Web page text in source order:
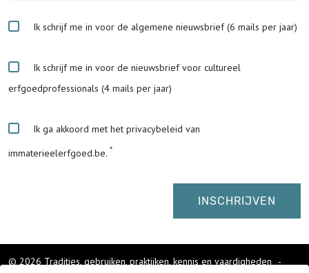
Ik schrijf me in voor de algemene nieuwsbrief (6 mails per jaar)
Ik schrijf me in voor de nieuwsbrief voor cultureel
erfgoedprofessionals (4 mails per jaar)
Ik ga akkoord met het privacybeleid van
immaterieelerfgoed.be.
© 2026 Tradities, gebruiken, praktijken, kennis en vaardigheden
-